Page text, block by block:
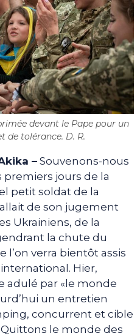
devant le Pape pour un
de tolérance. D. R.
– Souvenons-nous
premiers jours de la
petit soldat de la
de son jugement
Ukrainiens, de la
la chute du
l’on verra bientôt assis
Hier,
adulé par «le monde
un entretien
concurrent et cible
le monde des